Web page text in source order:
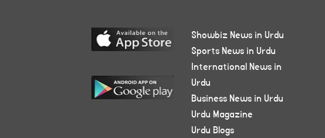
Showbiz News in Urdu
Sports News in Urdu
International News in
Urdu
Business News in Urdu
Urdu Magazine
Urdu Blogs